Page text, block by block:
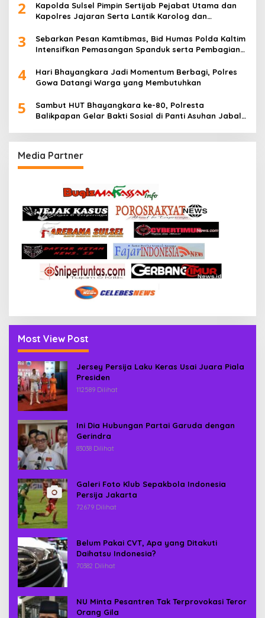
2
Kapolda Sulsel Pimpin Sertijab Pejabat Utama dan
Kapolres Jajaran Serta Lantik Karolog dan
3
Sebarkan Pesan Kamtibmas, Bid Humas Polda Kaltim
Intensifkan Pemasangan Spanduk serta Pembagian
4
Hari Bhayangkara Jadi Momentum Berbagi, Polres
Gowa Datangi Warga yang Membutuhkan
5
Sambut HUT Bhayangkara ke-80, Polresta
Balikpapan Gelar Bakti Sosial di Panti Asuhan Jabal
Media Partner
Most View Post
Jersey Persija Laku Keras Usai Juara Piala
Presiden
112589 Dilihat
Ini Dia Hubungan Partai Garuda dengan
Gerindra
83038 Dilihat
Galeri Foto Klub Sepakbola Indonesia
Persija Jakarta
72679 Dilihat
Belum Pakai CVT, Apa yang Ditakuti
Daihatsu Indonesia?
70382 Dilihat
NU Minta Pesantren Tak Terprovokasi Teror
Orang Gila